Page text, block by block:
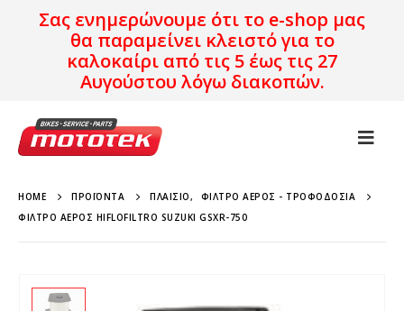
Σας ενημερώνουμε ότι το e-shop μας
θα παραμείνει κλειστό για το
καλοκαίρι από τις 5 έως τις 27
Αυγούστου λόγω διακοπών.
HOME ΠΡΟΪΌΝΤΑ ΠΛΑΊΣΙΟ,
ΦΊΛΤΡΟ ΑΈΡΟΣ - ΤΡΟΦΟΔΟΣΊΑ
ΦΊΛΤΡΟ ΑΈΡΟΣ HIFLOFILTRO SUZUKI GSXR-750